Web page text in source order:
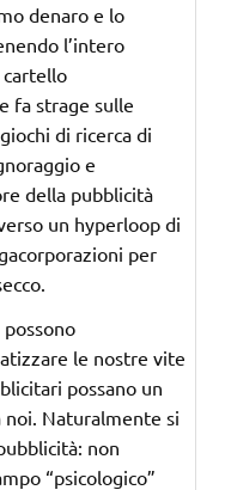
denaro e lo
l’intero
cartello
fa strage sulle
di ricerca di
e
della pubblicità
un hyperloop di
per
le nostre vite
possano un
Naturalmente si
non
“psicologico”